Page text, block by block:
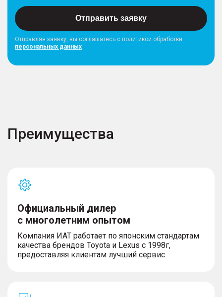
Отправить заявку
Отправляя заявку, вы соглашатесь с политикой обработки
персональных данных
Преимущества
Официальный дилер
с многолетним опытом
Компания ИАТ работает по японским стандартам
качества брендов Toyota и Lexus с 1998г,
предоставляя клиентам лучший сервис